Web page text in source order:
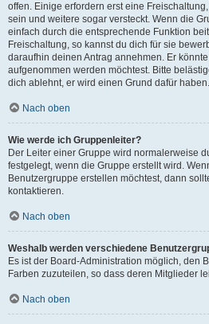
offen. Einige erfordern erst eine
sein und weitere sogar versteckt. Wenn die
einfach durch die entsprechende Funktion
Freischaltung, so kannst du dich für sie
daraufhin deinen Antrag annehmen. Er
aufgenommen werden möchtest. Bitte
dich ablehnt, er wird einen Grund dafür haben.
Nach oben
Wie werde ich Gruppenleiter?
Der Leiter einer Gruppe wird normalerweise
festgelegt, wenn die Gruppe erstellt wird.
Benutzergruppe erstellen möchtest, dann
kontaktieren.
Nach oben
Weshalb werden verschiedene
Es ist der Board-Administration möglich, den
Farben zuzuteilen, so dass deren Mitglieder
Nach oben